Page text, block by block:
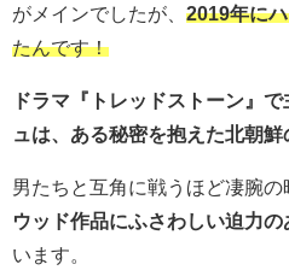
がメインでしたが、 2019年に
たんです！
ドラマ『トレッドストーン』
ュは、ある秘密を抱えた北朝鮮
男たちと互角に戦うほど凄腕
ウッド作品にふさわしい迫力
います。